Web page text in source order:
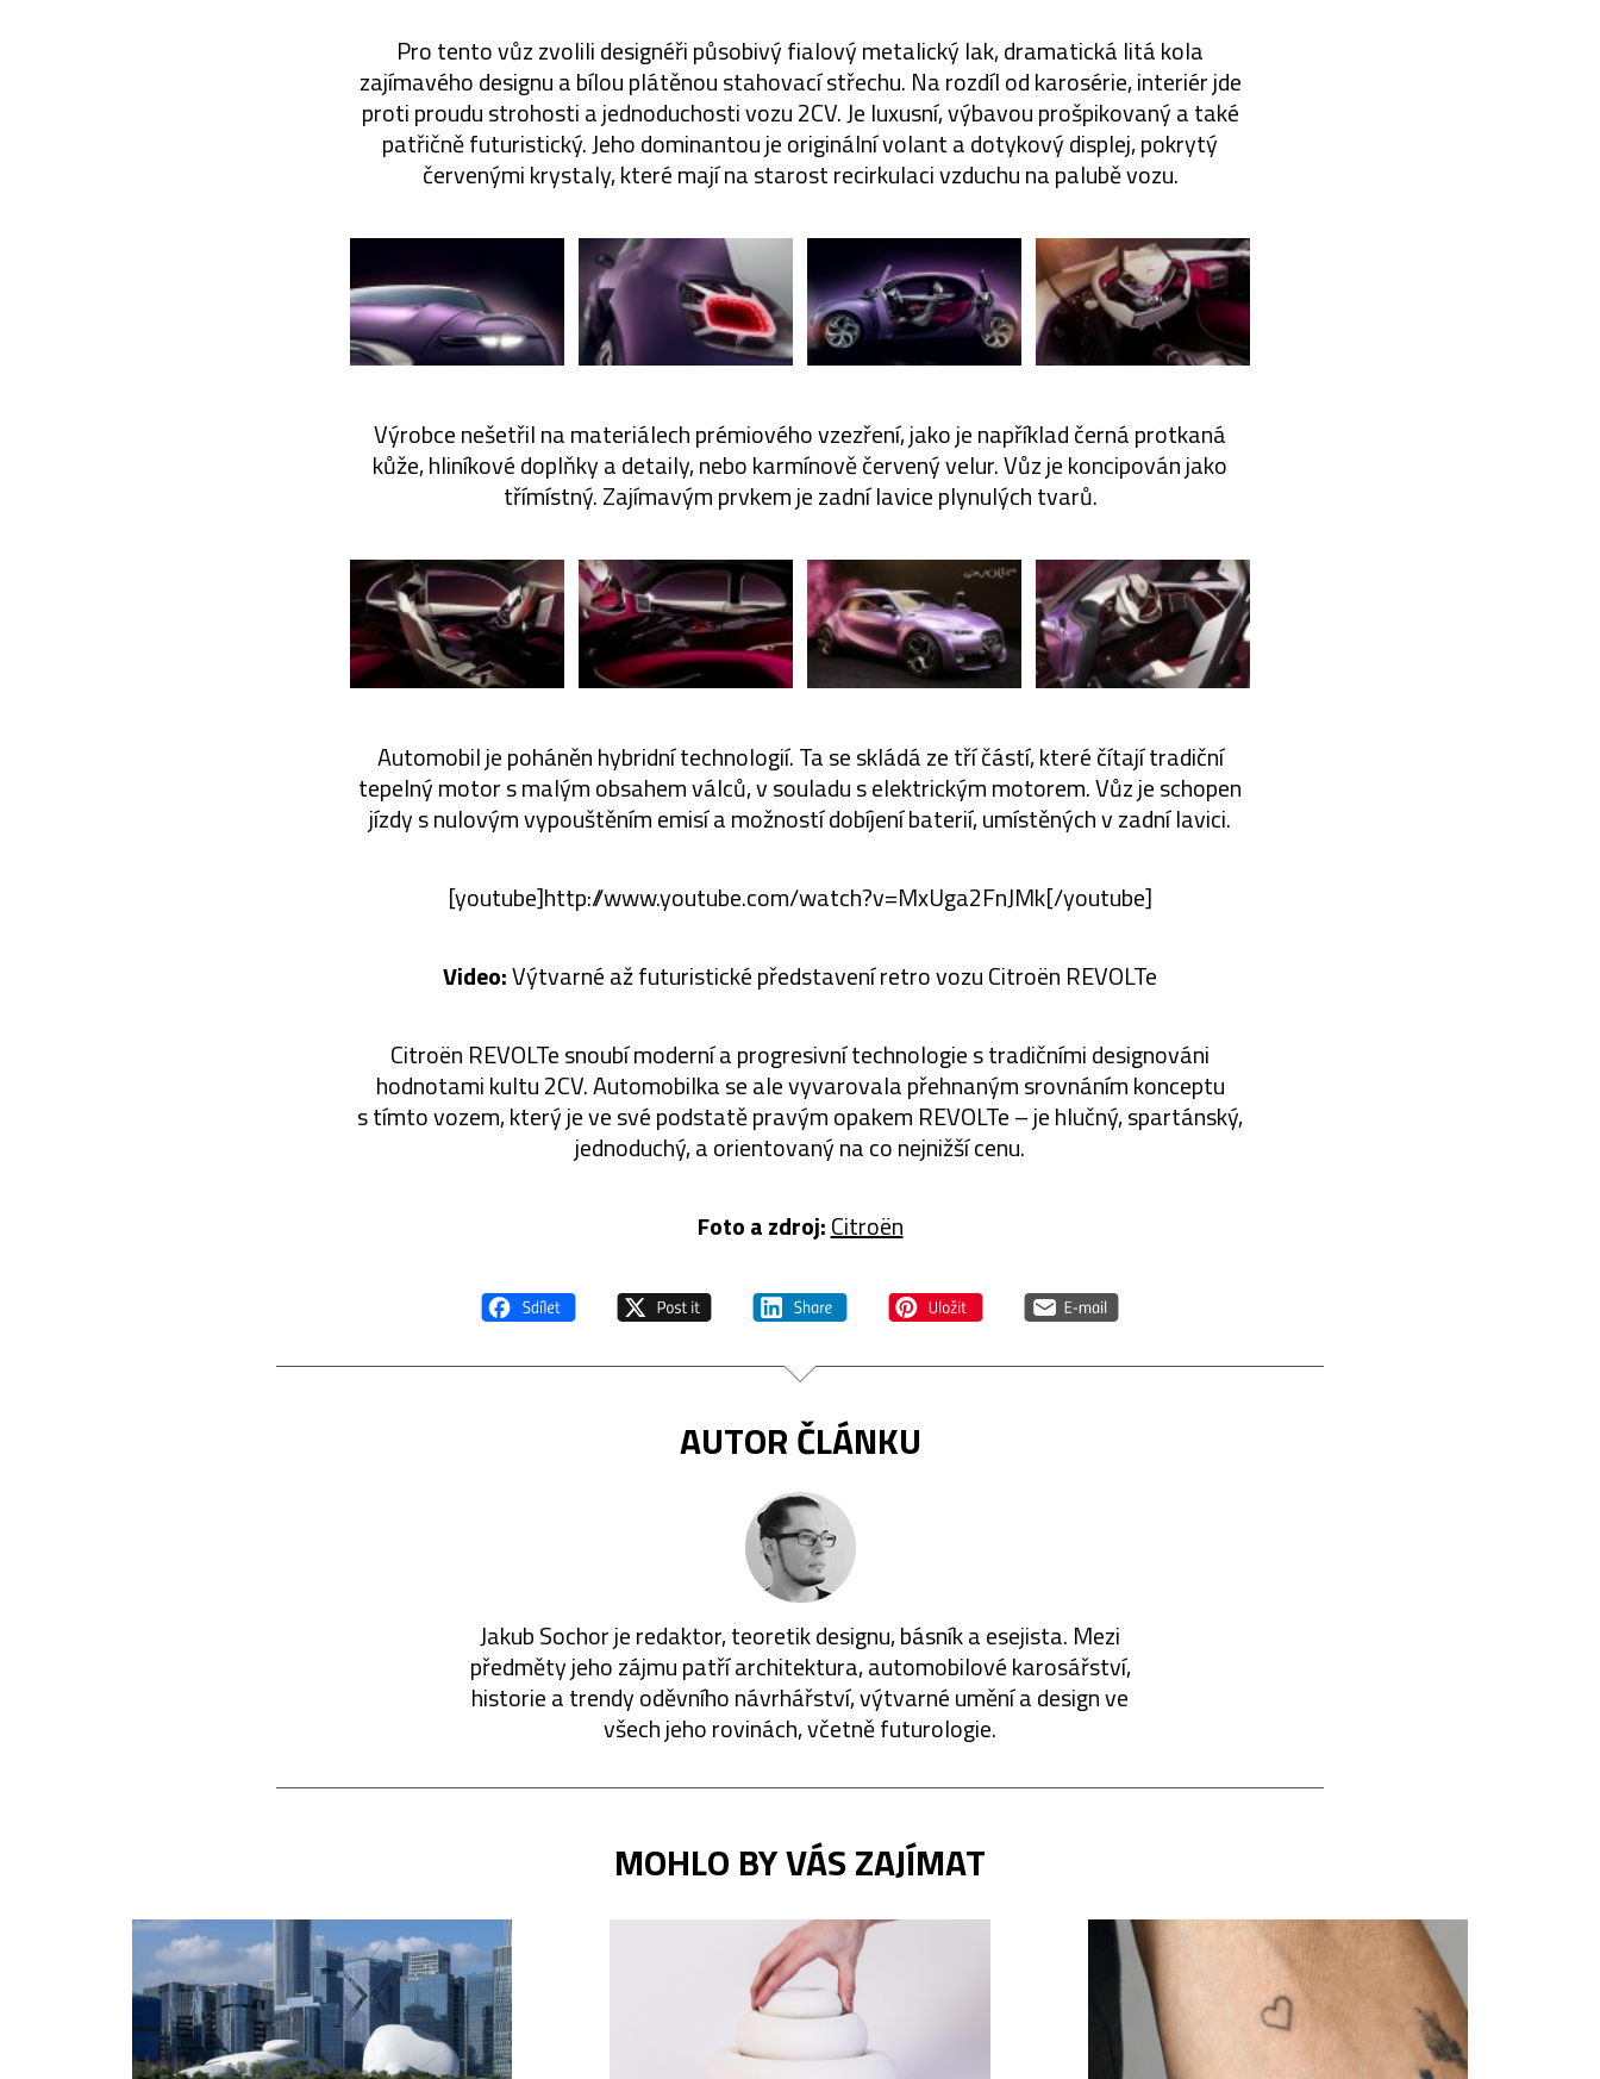
Pro tento vůz zvolili designéři působivý fialový metalický lak, dramatická litá kola
zajímavého designu a bílou plátěnou stahovací střechu. Na rozdíl od karosérie, interiér jde
proti proudu strohosti a jednoduchosti vozu 2CV. Je luxusní, výbavou prošpikovaný a také
patřičně futuristický. Jeho dominantou je originální volant a dotykový displej, pokrytý
červenými krystaly, které mají na starost recirkulaci vzduchu na palubě vozu.
Výrobce nešetřil na materiálech prémiového vzezření, jako je například černá protkaná
kůže, hliníkové doplňky a detaily, nebo karmínově červený velur. Vůz je koncipován jako
třímístný. Zajímavým prvkem je zadní lavice plynulých tvarů.
Automobil je poháněn hybridní technologií. Ta se skládá ze tří částí, které čítají tradiční
tepelný motor s malým obsahem válců, v souladu s elektrickým motorem. Vůz je schopen
jízdy s nulovým vypouštěním emisí a možností dobíjení baterií, umístěných v zadní lavici.
[youtube]http://www.youtube.com/watch?v=MxUga2FnJMk[/youtube]
Video:Výtvarné až futuristické představení retro vozu Citroën REVOLTe
Citroën REVOLTe snoubí moderní a progresivní technologie s tradičními designováni
hodnotami kultu 2CV. Automobilka se ale vyvarovala přehnaným srovnáním konceptu
s tímto vozem, který je ve své podstatě pravým opakem REVOLTe – je hlučný, spartánský,
jednoduchý, a orientovaný na co nejnižší cenu.
Foto a zdroj:Citroën
AUTOR ČLÁNKU
Jakub Sochor je redaktor, teoretik designu, básník a esejista. Mezi
předměty jeho zájmu patří architektura, automobilové karosářství,
historie a trendy oděvního návrhářství, výtvarné umění a design ve
všech jeho rovinách, včetně futurologie.
MOHLO BY VÁS ZAJÍMAT